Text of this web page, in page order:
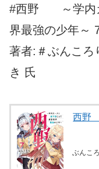
#西野 ～学内
界最強の少年～
著者:＃ぶんこ
き 氏
西野
ぶんこ